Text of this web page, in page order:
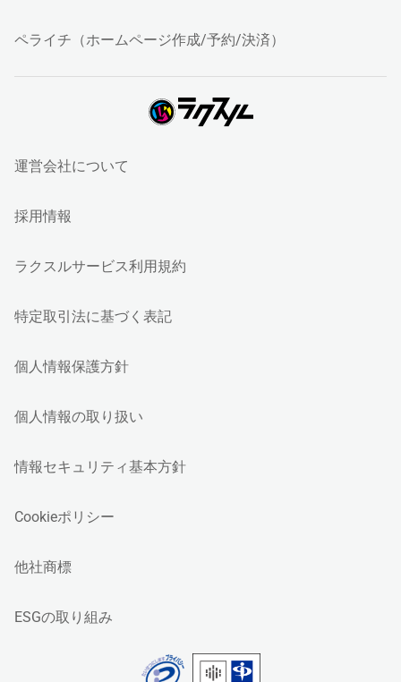
ペライチ（ホームページ作成/予約/決済）
運営会社について
採用情報
ラクスルサービス利用規約
特定取引法に基づく表記
個人情報保護方針
個人情報の取り扱い
情報セキュリティ基本方針
Cookieポリシー
他社商標
ESGの取り組み